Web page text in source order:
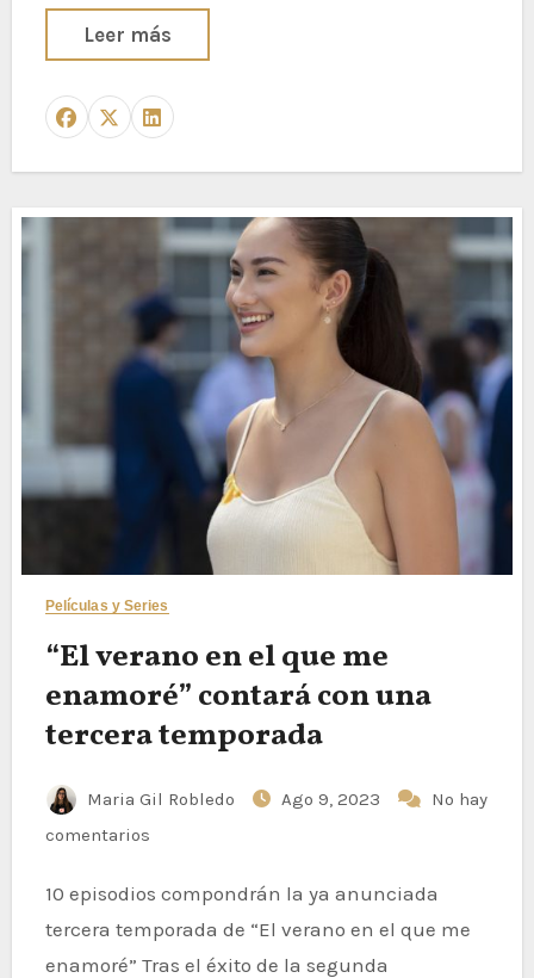
Leer más
Películas y Series
“El verano en el que me
enamoré” contará con una
tercera temporada
Maria Gil Robledo Ago 9, 2023
No hay
comentarios
10 episodios compondrán la ya anunciada
tercera temporada de “El verano en el que me
enamoré” Tras el éxito de la segunda